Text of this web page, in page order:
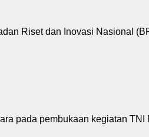
Riset dan Inovasi Nasional
pada pembukaan kegiatan